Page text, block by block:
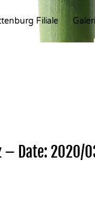
Filiale
– Date: 2020/